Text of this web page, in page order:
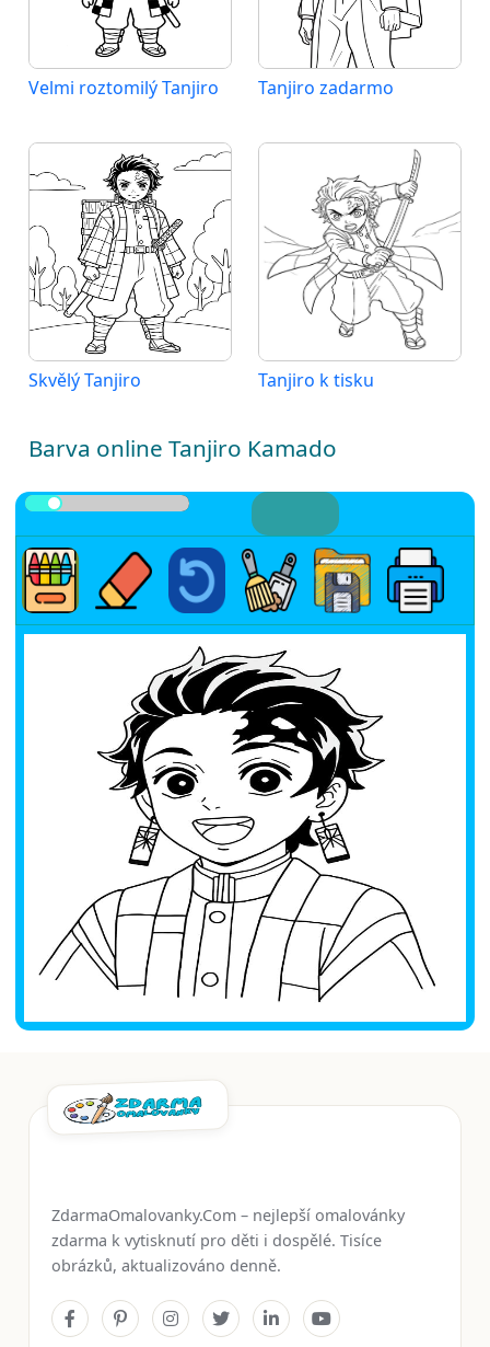
Velmi roztomilý Tanjiro Tanjiro zadarmo
Skvělý Tanjiro Tanjiro k tisku
Barva online Tanjiro Kamado
ZdarmaOmalovanky.Com – nejlepší omalovánky
zdarma k vytisknutí pro děti i dospělé. Tisíce
obrázků, aktualizováno denně.